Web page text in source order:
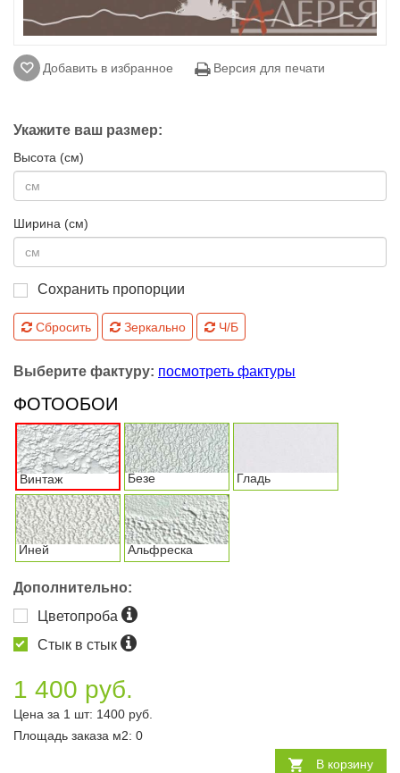
Добавить в избранное Версия для печати
Укажите ваш размер:
Высота (см)
Ширина (см)
Сохранить пропорции
Сбросить Зеркально Ч/Б
Выберите фактуру: посмотреть фактуры
ФОТООБОИ
Винтаж Безе Гладь
Иней Альфреска
Дополнительно:
Цветопроба
Стык в стык
1 400 руб.
Цена за 1 шт: 1400 руб.
Площадь заказа м2: 0
В корзину